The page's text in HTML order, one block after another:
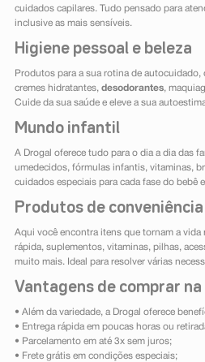
cuidados capilares. Tudo pensado para
inclusive as mais sensíveis.
Higiene pessoal e beleza
Produtos para a sua rotina de autocuidado,
cremes hidratantes, desodorantes,
Cuide da sua saúde e eleve a sua
Mundo infantil
A Drogal oferece tudo para o dia a dia das
umedecidos, fórmulas infantis, vitaminas,
cuidados especiais para cada fase do bebê
Produtos de conveniência
Aqui você encontra itens que tornam a vida
rápida, suplementos, vitaminas, pilhas,
muito mais. Ideal para resolver várias
Vantagens de comprar na
• Além da variedade, a Drogal oferece
• Entrega rápida em poucas horas ou
• Parcelamento em até 3x sem juros;
• Frete grátis em condições especiais;